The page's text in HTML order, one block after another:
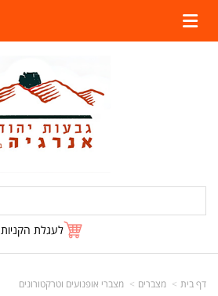
לעגלת הקניות
דף בית מצברים מצברי אופנועים וטרקטורונים